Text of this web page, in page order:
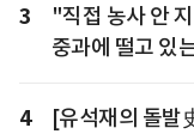
3
"직접 농사 안
중과에 떨고 있
4
[유석재의 돌발